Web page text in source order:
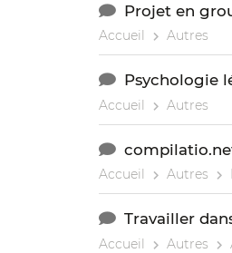
Projet en
Accueil Autres
Psychologie
Accueil Autres
Accueil Autres
Travailler
Accueil Autres